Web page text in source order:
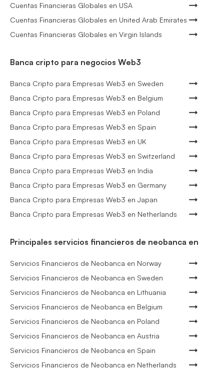
Cuentas Financieras Globales en USA
Cuentas Financieras Globales en United Arab Emirates
Cuentas Financieras Globales en Virgin Islands
Banca cripto para negocios Web3
Banca Cripto para Empresas Web3 en Sweden
Banca Cripto para Empresas Web3 en Belgium
Banca Cripto para Empresas Web3 en Poland
Banca Cripto para Empresas Web3 en Spain
Banca Cripto para Empresas Web3 en UK
Banca Cripto para Empresas Web3 en Switzerland
Banca Cripto para Empresas Web3 en India
Banca Cripto para Empresas Web3 en Germany
Banca Cripto para Empresas Web3 en Japan
Banca Cripto para Empresas Web3 en Netherlands
Principales servicios financieros de neobanca en
Servicios Financieros de Neobanca en Norway
Servicios Financieros de Neobanca en Sweden
Servicios Financieros de Neobanca en Lithuania
Servicios Financieros de Neobanca en Belgium
Servicios Financieros de Neobanca en Poland
Servicios Financieros de Neobanca en Austria
Servicios Financieros de Neobanca en Spain
Servicios Financieros de Neobanca en Netherlands